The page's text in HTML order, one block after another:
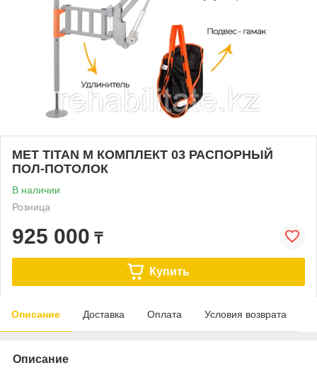
MET TITAN M КОМПЛЕКТ 03 РАСПОРНЫЙ
ПОЛ-ПОТОЛОК
В наличии
Розница
925 000 ₸
Купить
Описание Доставка Оплата Условия возврата
Описание